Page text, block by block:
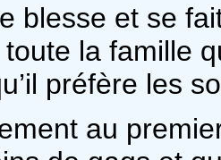
blesse et se
toute la famille
préfère les
au